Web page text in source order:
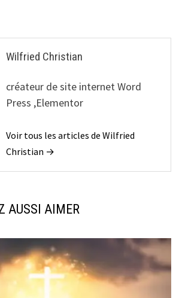
Wilfried Christian
créateur de site internet Word
Press ,Elementor
Voir tous les articles de Wilfried
Christian →
AUSSI AIMER